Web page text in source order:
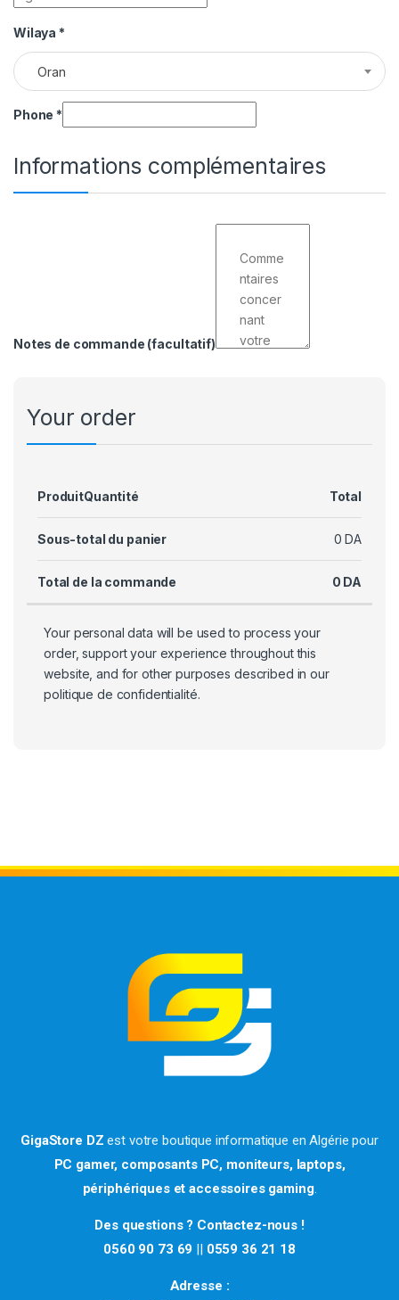
Wilaya *
Oran
Phone *
Informations complémentaires
Notes de commande (facultatif)
Your order
ProduitQuantité Total
Sous-total du panier 0 DA
Total de la commande 0 DA
Your personal data will be used to process your
order, support your experience throughout this
website, and for other purposes described in our
politique de confidentialité.
GigaStore DZ est votre boutique informatique en Algérie pour
PC gamer, composants PC, moniteurs, laptops,
périphériques et accessoires gaming.
Des questions ? Contactez-nous !
0560 90 73 69 || 0559 36 21 18
Adresse :